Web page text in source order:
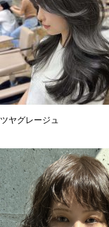
ツヤグレージュ